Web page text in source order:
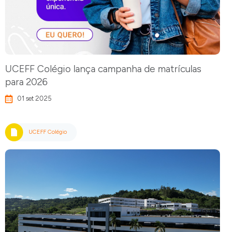
UCEFF Colégio lança campanha de matrículas
para 2026
01 set 2025
UCEFF Colégio